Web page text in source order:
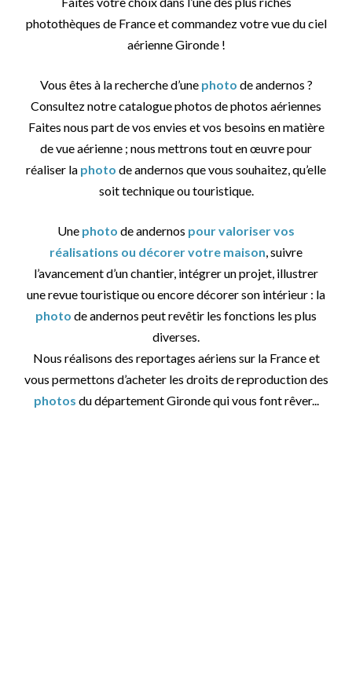
photothèques de France et commandez votre vue du ciel
aérienne Gironde !
Vous êtes à la recherche d’une photo de andernos ?
Consultez notre catalogue photos de photos aériennes
Faites nous part de vos envies et vos besoins en matière
de vue aérienne ; nous mettrons tout en œuvre pour
réaliser la photo de andernos que vous souhaitez, qu’elle
soit technique ou touristique.
Une photo de andernos pour valoriser vos
réalisations ou décorer votre maison, suivre
l’avancement d’un chantier, intégrer un projet, illustrer
une revue touristique ou encore décorer son intérieur : la
photo de andernos peut revêtir les fonctions les plus
diverses.
Nous réalisons des reportages aériens sur la France et
vous permettons d’acheter les droits de reproduction des
photos du département Gironde qui vous font rêver...